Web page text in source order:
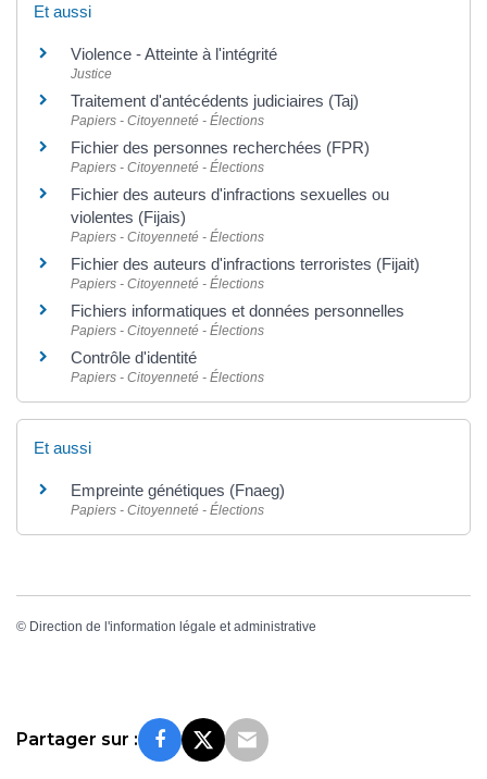
Et aussi
Violence - Atteinte à l'intégrité
Justice
Traitement d'antécédents judiciaires (Taj)
Papiers - Citoyenneté - Élections
Fichier des personnes recherchées (FPR)
Papiers - Citoyenneté - Élections
Fichier des auteurs d'infractions sexuelles ou
violentes (Fijais)
Papiers - Citoyenneté - Élections
Fichier des auteurs d'infractions terroristes (Fijait)
Papiers - Citoyenneté - Élections
Fichiers informatiques et données personnelles
Papiers - Citoyenneté - Élections
Contrôle d'identité
Papiers - Citoyenneté - Élections
Et aussi
Empreinte génétiques (Fnaeg)
Papiers - Citoyenneté - Élections
© Direction de l'information légale et administrative
Partager sur :